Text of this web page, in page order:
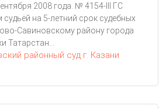
2008 года. № 4154-III ГС
на 5-летний срок судебных
Савиновскому району города
Татарстан...
районный суд г. Казани